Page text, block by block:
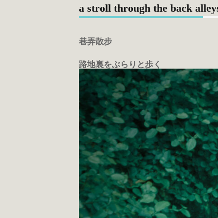
a stroll through the back
巷弄散步
路地裏をぶらりと歩く